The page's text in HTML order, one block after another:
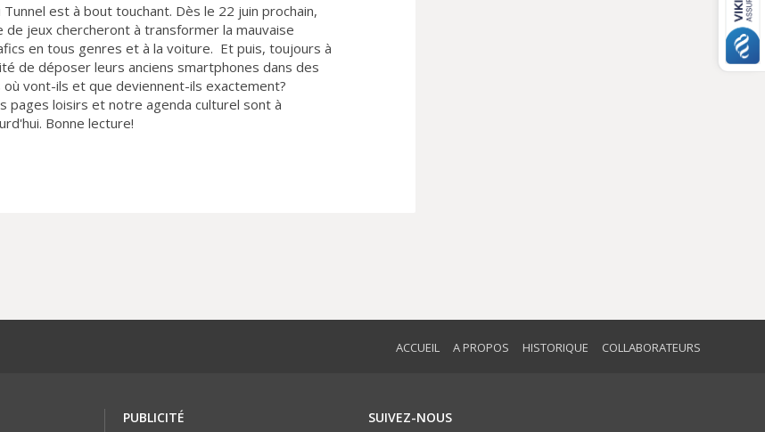
est à bout touchant. Dès le 22 juin prochain,
jeux chercheront à transformer la mauvaise
en tous genres et à la voiture. Et puis, toujours à
de déposer leurs anciens smartphones dans des
vont-ils et que deviennent-ils exactement?
pages loisirs et notre agenda culturel sont à
Bonne lecture!
ACCUEIL A PROPOS HISTORIQUE COLLABORATEURS
PUBLICITÉ SUIVEZ-NOUS